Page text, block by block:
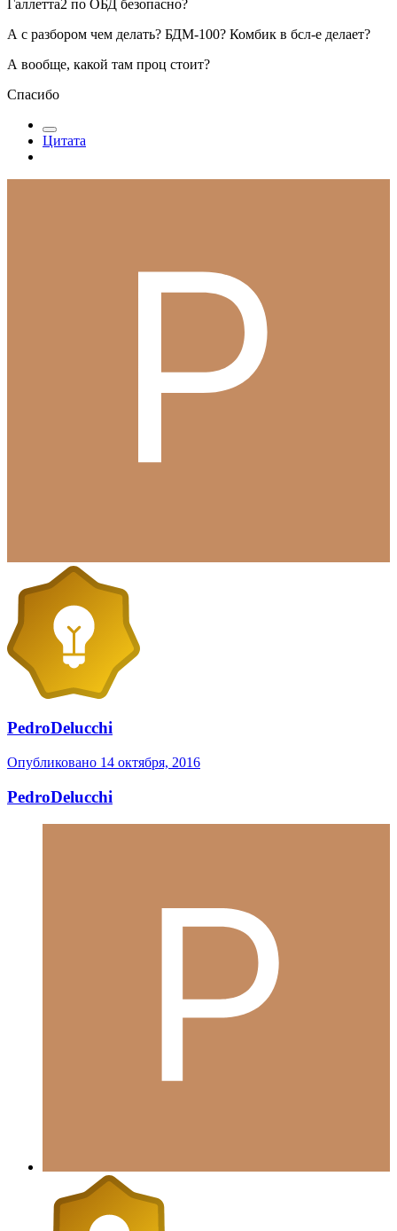
Галлетта2 по ОБД безопасно?
А с разбором чем делать? БДМ-100? Комбик в бсл-е делает?
А вообще, какой там проц стоит?
Спасибо
Цитата
PedroDelucchi
Опубликовано 14 октября, 2016
PedroDelucchi